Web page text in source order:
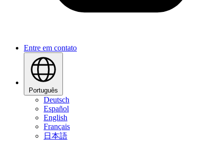
Entre em contato
Português
Deutsch
Español
English
Français
日本語